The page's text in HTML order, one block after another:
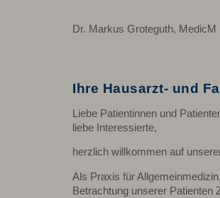
Dr. Markus Groteguth, MedicM
Ihre Hausarzt- und
Liebe Patientinnen und
liebe Interessierte,
herzlich willkommen auf
Als Praxis für
Betrachtung unserer Patienten